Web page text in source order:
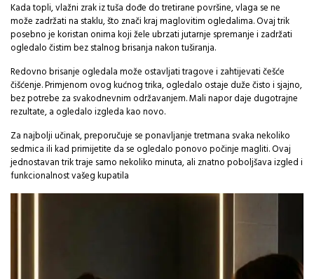
Kada topli, vlažni zrak iz tuša dođe do tretirane površine, vlaga se ne
može zadržati na staklu, što znači kraj maglovitim ogledalima. Ovaj trik
posebno je koristan onima koji žele ubrzati jutarnje spremanje i zadržati
ogledalo čistim bez stalnog brisanja nakon tuširanja.
Redovno brisanje ogledala može ostavljati tragove i zahtijevati češće
čišćenje. Primjenom ovog kućnog trika, ogledalo ostaje duže čisto i sjajno,
bez potrebe za svakodnevnim održavanjem. Mali napor daje dugotrajne
rezultate, a ogledalo izgleda kao novo.
Za najbolji učinak, preporučuje se ponavljanje tretmana svaka nekoliko
sedmica ili kad primijetite da se ogledalo ponovo počinje magliti. Ovaj
jednostavan trik traje samo nekoliko minuta, ali znatno poboljšava izgled i
funkcionalnost vašeg kupatila